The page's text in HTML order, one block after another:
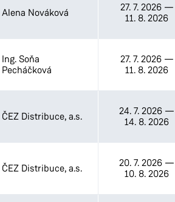
Alena Nováková 27. 7. 2026—
11. 8. 2026
Ing. Soňa
Pecháčková
27. 7. 2026—
11. 8. 2026
ČEZ Distribuce, a.s. 24. 7. 2026 —
14. 8. 2026
ČEZ Distribuce, a.s. 20. 7. 2026 —
10. 8. 2026